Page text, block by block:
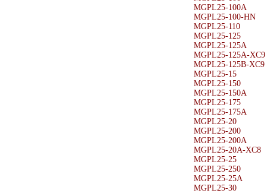
MGPL25-100A
MGPL25-100-HN
MGPL25-110
MGPL25-125
MGPL25-125A
MGPL25-125A-XC9
MGPL25-125B-XC9
MGPL25-15
MGPL25-150
MGPL25-150A
MGPL25-175
MGPL25-175A
MGPL25-20
MGPL25-200
MGPL25-200A
MGPL25-20A-XC8
MGPL25-25
MGPL25-250
MGPL25-25A
MGPL25-30